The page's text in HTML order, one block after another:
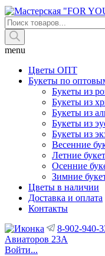
Поиск
товаров
menu
Цветы ОПТ
Букеты по
Букеты из
Букеты из
Букеты из
Букеты из
Букеты из
Весенние
Летние
Осенние
Зимние
Цветы в наличии
Доставка и оплата
Контакты
8-902-940-
Авиаторов 23А
Войти...